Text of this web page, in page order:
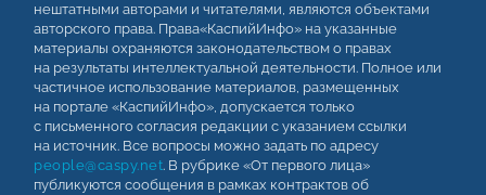
нештатными авторами и читателями, являются объектами
авторского права. Права«КаспийИнфо» на указанные
материалы охраняются законодательством о правах
на результаты интеллектуальной деятельности. Полное или
частичное использование материалов, размещенных
на портале «КаспийИнфо», допускается только
с письменного согласия редакции с указанием ссылки
на источник. Все вопросы можно задать по адресу
people@caspy.net. В рубрике «От первого лица»
публикуются сообщения в рамках контрактов об